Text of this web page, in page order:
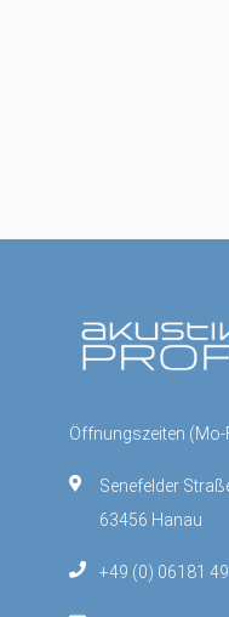
Öffnungszeiten (Mo-
Senefelder
63456 Hanau
+49 (0) 06181